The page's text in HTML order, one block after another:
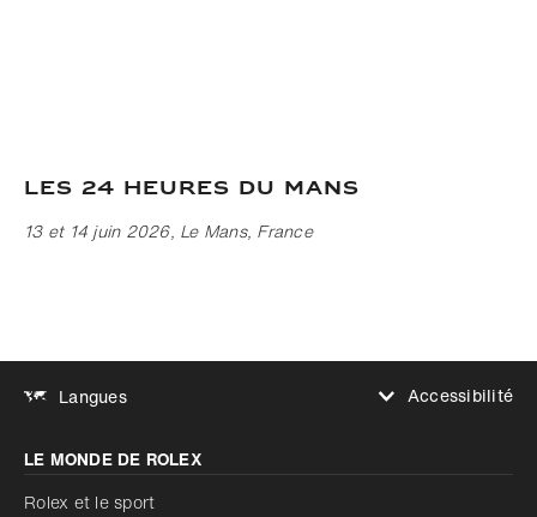
Les 24 Heures du Mans
13 et 14 juin 2026, Le Mans, France
Langues
Accessibilité
Augmenter le contraste
Désactivé
Réduire les animations
LE MONDE DE ROLEX
Rolex et le sport